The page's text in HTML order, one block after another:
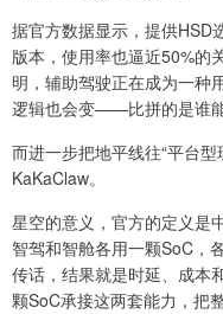
据官方数据显示，提供HSD
版本，使用率也逼近50%的
明，辅助驾驶正在成为一种
逻辑也会变——比拼的是谁
而进一步把地平线往“平台
KaKaClaw。
星空的意义，官方的定义是
智驾和智舱各用一颗SoC，
传话，结果就是时延、成本
颗SoC承接这两套能力，把